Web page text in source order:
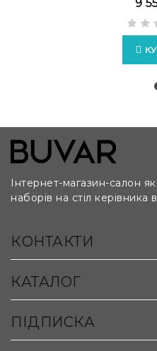
Можливо виготовлення
лекалами та кресленнями
9
Інтернет-магазин-салон
наборів на стіл керівника
КОНТАКТИ
КАТАЛОГ
ПІДПИСКА